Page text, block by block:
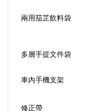
兩用茄芷飲料袋
多層手提文件袋
車內手機支架
修正帶